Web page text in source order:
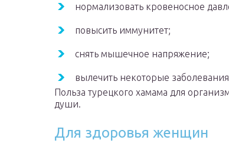
нормализовать кровеносное
повысить иммунитет;
снять мышечное напряжение;
вылечить некоторые
Польза турецкого хамама для
души.
Для здоровья женщин